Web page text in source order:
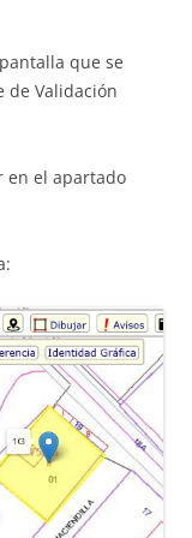
que se
Validación
en el apartado